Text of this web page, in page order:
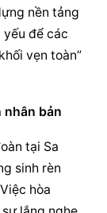
nền tảng
để các
vẹn toàn”
nhân bản
tại Sa
sinh rèn
hòa